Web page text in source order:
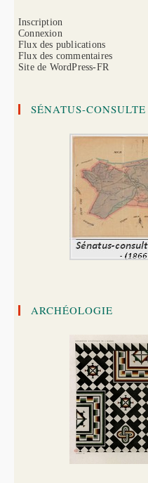
Inscription
Connexion
Flux des publications
Flux des commentaires
Site de WordPress-FR
SÉNATUS-
ARCHÉOLOGIE